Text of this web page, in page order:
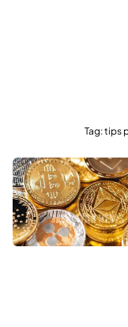
Tag:tips